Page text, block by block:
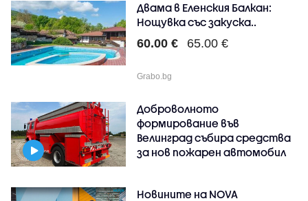
Двама в Еленския Балкан:
Нощувка със закуска..
60.00 € 65.00 €
Grabo.bg
Доброволното
формирование във
Велинград събира средства
за нов пожарен автомобил
Новините на NOVA